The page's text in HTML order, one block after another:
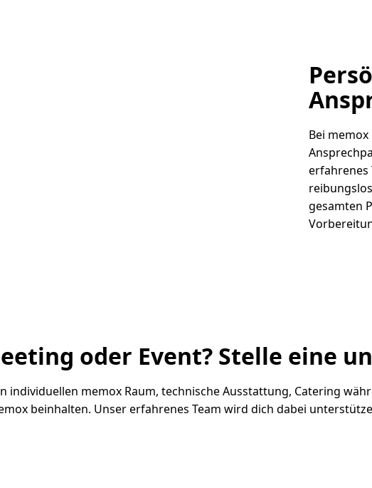
Bei
erfahrenes
gesamten
oder Event? Stelle eine
memox Raum, technische Ausstattung, Catering
beinhalten. Unser erfahrenes Team wird dich dabei